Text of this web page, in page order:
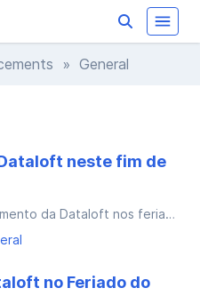
» General
neste fim de
Confira como será o funcionamento da Dataloft nos feriados de Natal e Ano Novo e programe-se:
no Feriado do